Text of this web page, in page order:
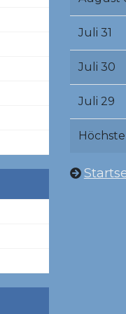
Juli 31
Juli 30
Juli 29
Höchste